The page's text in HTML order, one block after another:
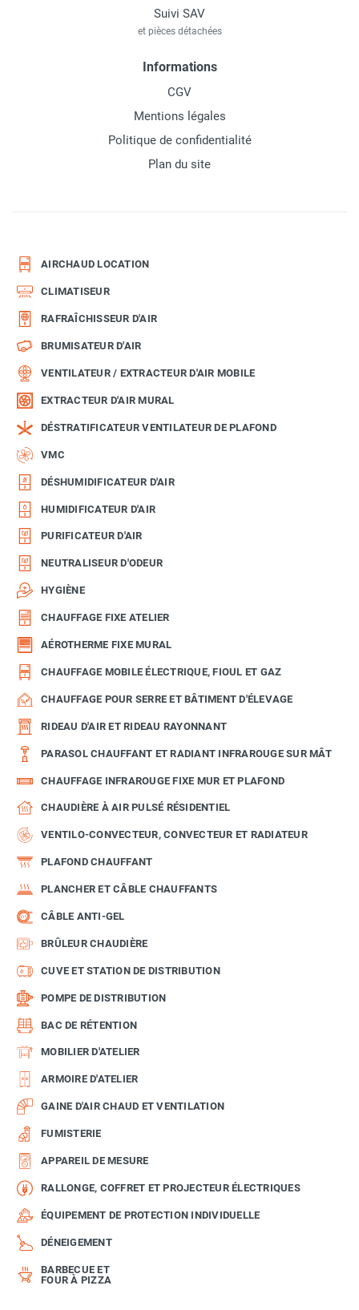
Suivi SAV
et pièces détachées
Informations
CGV
Mentions légales
Politique de confidentialité
Plan du site
AIRCHAUD LOCATION
CLIMATISEUR
RAFRAÎCHISSEUR D'AIR
BRUMISATEUR D'AIR
VENTILATEUR / EXTRACTEUR D'AIR MOBILE
EXTRACTEUR D'AIR MURAL
DÉSTRATIFICATEUR VENTILATEUR DE PLAFOND
VMC
DÉSHUMIDIFICATEUR D'AIR
HUMIDIFICATEUR D'AIR
PURIFICATEUR D'AIR
NEUTRALISEUR D'ODEUR
HYGIÈNE
CHAUFFAGE FIXE ATELIER
AÉROTHERME FIXE MURAL
CHAUFFAGE MOBILE ÉLECTRIQUE, FIOUL ET GAZ
CHAUFFAGE POUR SERRE ET BÂTIMENT D'ÉLEVAGE
RIDEAU D'AIR ET RIDEAU RAYONNANT
PARASOL CHAUFFANT ET RADIANT INFRAROUGE SUR MÂT
CHAUFFAGE INFRAROUGE FIXE MUR ET PLAFOND
CHAUDIÈRE À AIR PULSÉ RÉSIDENTIEL
VENTILO-CONVECTEUR, CONVECTEUR ET RADIATEUR
PLAFOND CHAUFFANT
PLANCHER ET CÂBLE CHAUFFANTS
CÂBLE ANTI-GEL
BRÛLEUR CHAUDIÈRE
CUVE ET STATION DE DISTRIBUTION
POMPE DE DISTRIBUTION
BAC DE RÉTENTION
MOBILIER D'ATELIER
ARMOIRE D'ATELIER
GAINE D'AIR CHAUD ET VENTILATION
FUMISTERIE
APPAREIL DE MESURE
RALLONGE, COFFRET ET PROJECTEUR ÉLECTRIQUES
ÉQUIPEMENT DE PROTECTION INDIVIDUELLE
DÉNEIGEMENT
BARBECUE ET
FOUR À PIZZA